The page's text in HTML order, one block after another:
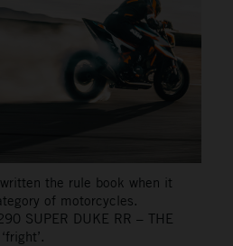
the rule book when it
of motorcycles.
SUPER DUKE RR – THE